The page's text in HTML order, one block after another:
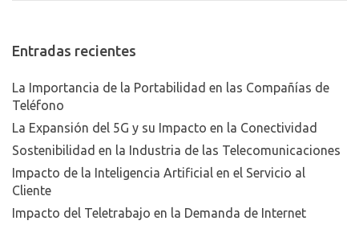
Entradas recientes
La Importancia de la Portabilidad en las Compañías de
Teléfono
La Expansión del 5G y su Impacto en la Conectividad
Sostenibilidad en la Industria de las Telecomunicaciones
Impacto de la Inteligencia Artificial en el Servicio al
Cliente
Impacto del Teletrabajo en la Demanda de Internet